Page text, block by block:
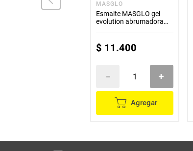
MASGLO
Esmalte MASGLO gel
evolution abrumadora
$ 11.400
Agregar